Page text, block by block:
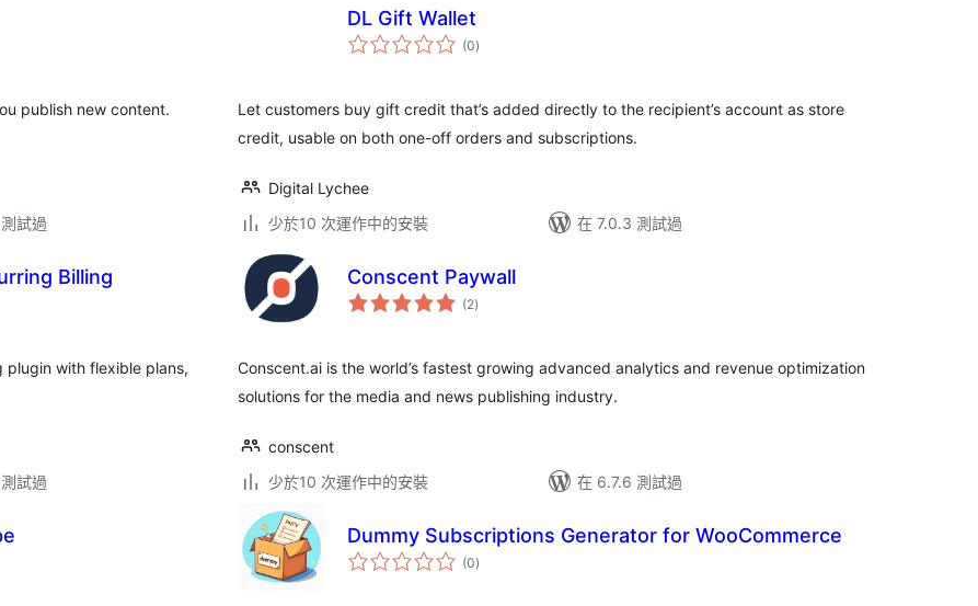
publish new content.
試過
DL Gift Wallet
(0總
評)
Let customers buy gift credit that’s added directly to the recipient’s account as store
credit, usable on both one-off orders and subscriptions.
Digital Lychee
少於10 次運作中的安裝
在 7.0.3 測試過
Billing
plugin with flexible plans,
試過
Conscent Paywall
(2總
評)
Conscent.ai is the world’s fastest growing advanced analytics and revenue optimization
solutions for the media and news publishing industry.
conscent
少於10 次運作中的安裝
在 6.7.6 測試過
Dummy Subscriptions Generator for WooCommerce
(0總
評)